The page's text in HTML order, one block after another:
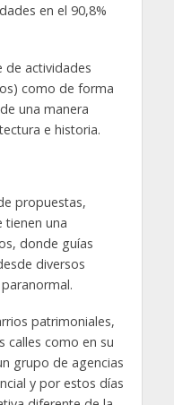
en el 90,8%
de actividades
como de forma
una manera
e historia.
propuestas,
tienen una
donde guías
diversos
patrimoniales,
calles como en su
grupo de agencias
y por estos días